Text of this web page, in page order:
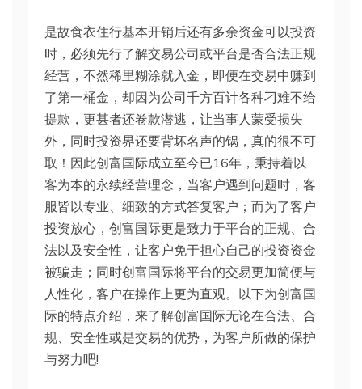
是故食衣住行基本开销后还有多余资金可以投资
时，必须先行了解交易公司或平台是否合法正规
经营，不然稀里糊涂就入金，即便在交易中赚到
了第一桶金，却因为公司千方百计各种刁难不给
提款，更甚者还卷款潜逃，让当事人蒙受损失
外，同时投资界还要背坏名声的锅，真的很不可
取！因此创富国际成立至今已16年，秉持着以
客为本的永续经营理念，当客户遇到问题时，客
服皆以专业、细致的方式答复客户；而为了客户
投资放心，创富国际更是致力于平台的正规、合
法以及安全性，让客户免于担心自己的投资资金
被骗走；同时创富国际将平台的交易更加简便与
人性化，客户在操作上更为直观。以下为创富国
际的特点介绍，来了解创富国际无论在合法、合
规、安全性或是交易的优势，为客户所做的保护
与努力吧!